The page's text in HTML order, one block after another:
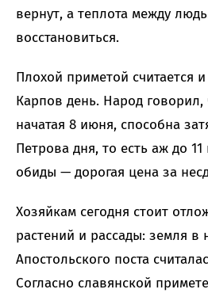
вернут, а теплота между
восстановиться.
Плохой приметой считается
Карпов день. Народ говорил,
начатая 8 июня, способна
Петрова дня, то есть аж до
обиды — дорогая цена за
Хозяйкам сегодня стоит
растений и рассады: земля в
Апостольского поста
Согласно славянской